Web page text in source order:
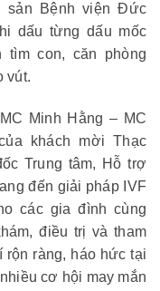
sản Bệnh viện Đức
dấu từng dấu mốc
tìm con, căn phòng
vút.
Minh Hằng – MC
khách mời Thạc
Trung tâm, Hỗ trợ
đến giải pháp IVF
các gia đình cùng
điều trị và tham
rộn ràng, háo hức tại
cơ hội may mắn